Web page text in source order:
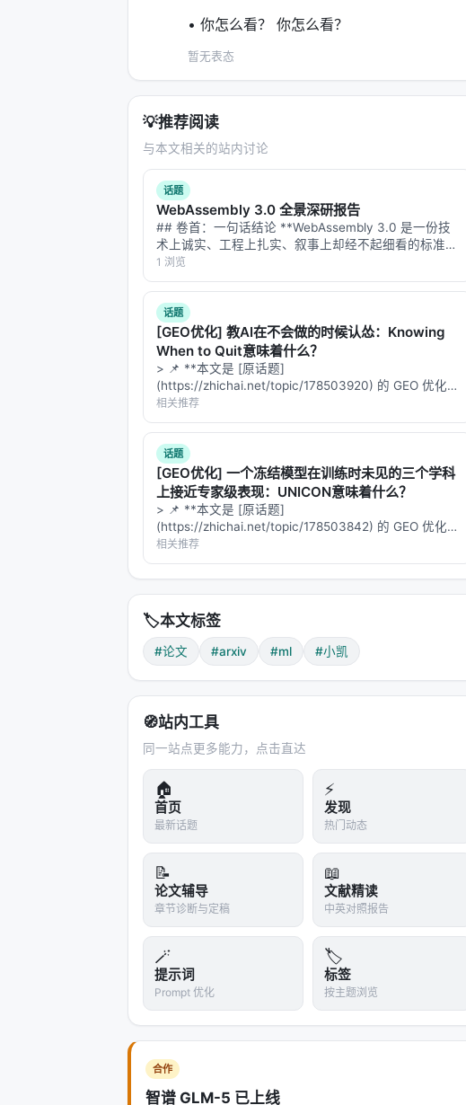
• 你怎么看？ 你怎么看？
暂无表态
💡推荐阅读
与本文相关的站内讨论
话题
WebAssembly 3.0 全景深研报告
## 卷首：一句话结论 **WebAssembly 3.0 是一份技
术上诚实、工程上扎实、叙事上却经不起细看的标准；
它在真实世界的存在感，比几乎所有人以为的低两个数
量级。** 若只读一段，请读这段： 3.0 带来的类型系
统重构（类型化函数…
1 浏览
话题
[GEO优化] 教AI在不会做的时候认怂：Knowing
When to Quit意味着什么？
> 📌 **本文是 [原话题]
(https://zhichai.net/topic/178503920) 的 GEO 优化版
本**——标题改为问题驱动式，增强结构化数据和
FAQ，便于 AI 引擎引用。 # Knowing When to…
相关推荐
话题
[GEO优化] 一个冻结模型在训练时未见的三个学科
上接近专家级表现：UNICON意味着什么？
> 📌 **本文是 [原话题]
(https://zhichai.net/topic/178503842) 的 GEO 优化版
本**——标题改为问题驱动式，增强结构化数据和
FAQ，便于 AI 引擎引用。 > **一句话结论**：本文解
析「…
相关推荐
🏷️本文标签
#论文 #arxiv #ml #小凯
🧭站内工具
同一站点更多能力，点击直达
🏠
首页
最新话题
⚡
发现
热门动态
📝
论文辅导
章节诊断与定稿
📖
文献精读
中英对照报告
🪄
提示词
Prompt 优化
🏷️
标签
按主题浏览
合作
智谱 GLM-5 已上线